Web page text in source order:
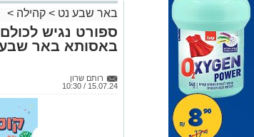
באר שבע נט > קהילה >
ספורט נגיש
באסותא באר
רותם שרון
15.07.24 / 10:30